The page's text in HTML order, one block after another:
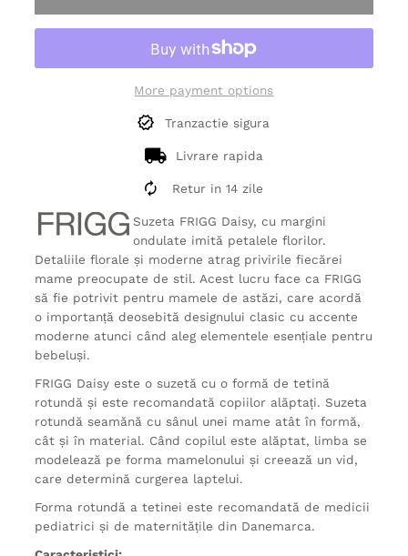
More payment options
Tranzactie sigura
Livrare rapida
Retur in 14 zile
Suzeta FRIGG Daisy, cu margini
ondulate imită petalele florilor.
Detaliile florale și moderne atrag privirile fiecărei
mame preocupate de stil. Acest lucru face ca FRIGG
să fie potrivit pentru mamele de astăzi, care acordă
o importanță deosebită designului clasic cu accente
moderne atunci când aleg elementele esențiale pentru
bebeluși.
FRIGG Daisy este o suzetă cu o formă de tetină
rotundă și este recomandată copiilor alăptați. Suzeta
rotundă seamănă cu sânul unei mame atât în formă,
cât și în material. Când copilul este alăptat, limba se
modelează pe forma mamelonului și creează un vid,
care determină curgerea laptelui.
Forma rotundă a tetinei este recomandată de medicii
pediatrici și de maternitățile din Danemarca.